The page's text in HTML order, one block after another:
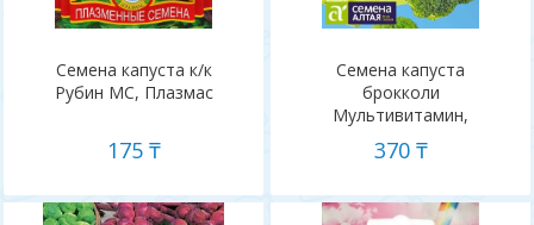
Семена капуста к/к
Рубин МС, Плазмас
175 ₸
Семена капуста
брокколи
Мультивитамин,
Семена Алтая
370 ₸